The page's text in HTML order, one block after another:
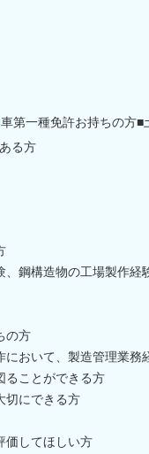
第一種免許お持ちの方■
る方
鋼構造物の工場製作経
の方
おいて、製造管理業務
ることができる方
切にできる方
価してほしい方